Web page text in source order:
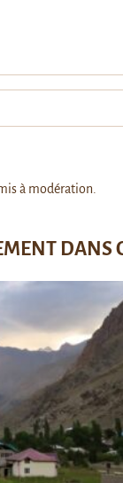
à modération.
DANS